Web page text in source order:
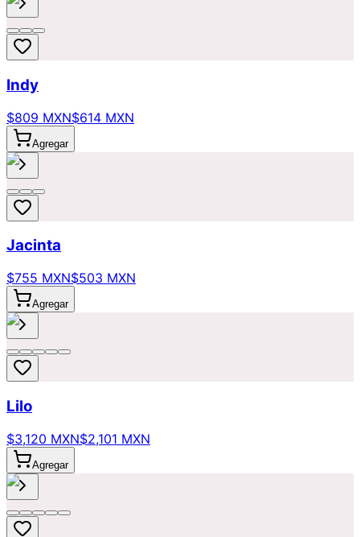
Indy
$809 MXN$614 MXN
Agregar
Jacinta
$755 MXN$503 MXN
Agregar
Lilo
$3,120 MXN$2,101 MXN
Agregar